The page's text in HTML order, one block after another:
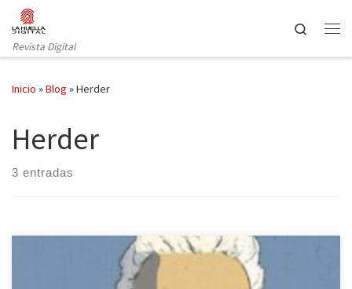
Saltar al contenido
Revista Digital
Search
Inicio »Blog »Herder
Herder
3 entradas